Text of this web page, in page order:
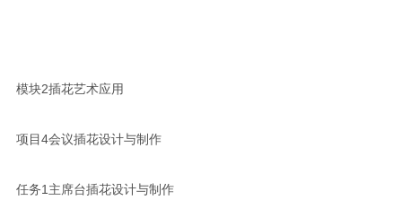
模块2插花艺术应用
项目4会议插花设计与制作
任务1主席台插花设计与制作